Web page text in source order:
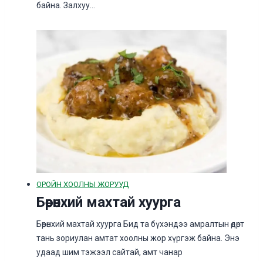
байна. Залхуу…
ОРОЙН ХООЛНЫ ЖОРУУД
Бөөрөнхий махтай хуурга
Бөөрөнхий махтай хуурга Бид та бүхэндээ амралтын өдөрт
тань зориулан амтат хоолны жор хүргэж байна. Энэ
удаад шим тэжээл сайтай, амт чанар